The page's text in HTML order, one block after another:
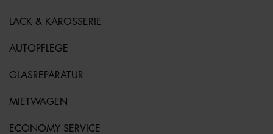
LACK & KAROSSERIE
AUTOPFLEGE
GLASREPARATUR
MIETWAGEN
ECONOMY SERVICE